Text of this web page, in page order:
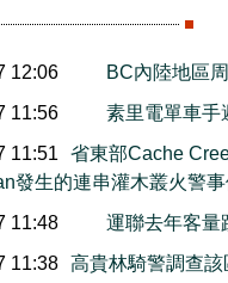
12:06
BC內陸地區
11:56
素里電單車手
11:51
省東部Cache
發生的連串灌木叢火警
11:48
運聯去年客
11:38
高貴林騎警調查